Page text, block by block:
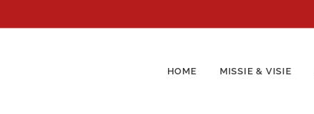
HOME MISSIE & VISIE